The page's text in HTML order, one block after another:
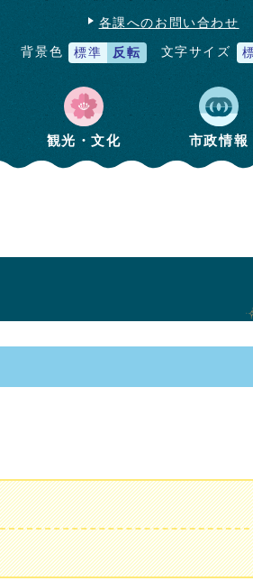
各課へのお問い合わせ
背景色 標準 反転 文字サイズ
観光・文化 市政情報